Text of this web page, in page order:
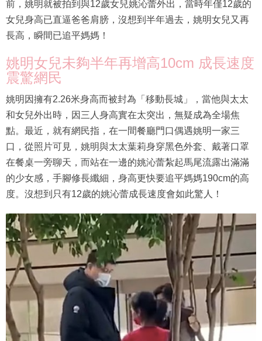
前，姚明就被拍到與12歲女兒姚沁蕾外出，當時年僅12歲的
女兒身高已直逼爸爸肩膀，沒想到半年過去，姚明女兒又再
長高，瞬間已追平媽媽！
姚明女兒未夠半年再增高10cm 成長速度
震驚網民
姚明因擁有2.26米身高而被封為「移動長城」，當他與太太
和女兒外出時，因三人身高實在太突出，無疑成為全場焦
點。最近，就有網民指，在一間餐廳門口偶遇姚明一家三
口，從照片可見，姚明與太太葉莉身穿黑色外套、戴著口罩
在餐桌一旁聊天，而站在一邊的姚沁蕾紮起馬尾流露出滿滿
的少女感，手腳修長纖細，身高更快要追平媽媽190cm的高
度。沒想到只有12歲的姚沁蕾成長速度會如此驚人！